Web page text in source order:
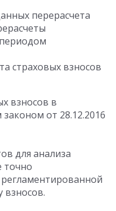
перерасчета
страховых взносов
взносов в
от 28.12.2016
для анализа
точно
взносов.